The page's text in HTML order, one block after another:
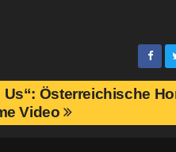
Us“: Österreichische
Video